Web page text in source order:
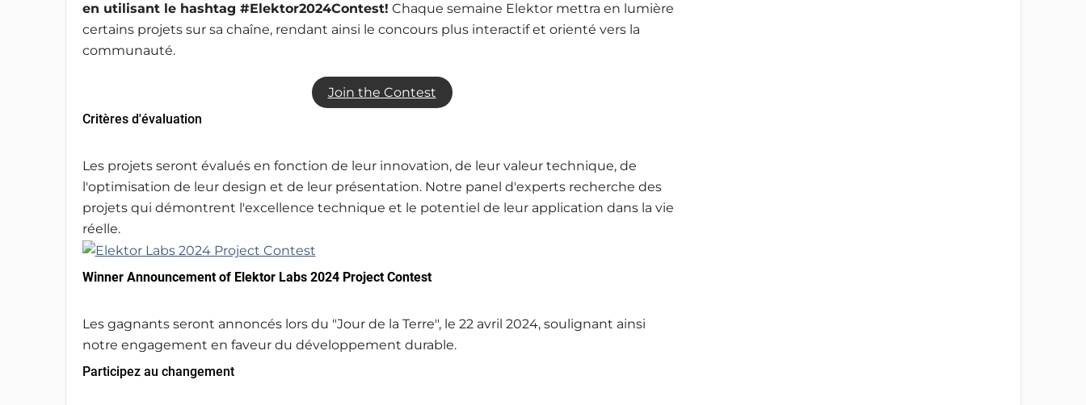
en utilisant le hashtag #Elektor2024Contest! Chaque semaine Elektor mettra en lumière
certains projets sur sa chaîne, rendant ainsi le concours plus interactif et orienté vers la
communauté.
Join the Contest
Critères d'évaluation
Les projets seront évalués en fonction de leur innovation, de leur valeur technique, de
l'optimisation de leur design et de leur présentation. Notre panel d'experts recherche des
projets qui démontrent l'excellence technique et le potentiel de leur application dans la vie
réelle.
Winner Announcement of Elektor Labs 2024 Project Contest
Les gagnants seront annoncés lors du "Jour de la Terre", le 22 avril 2024, soulignant ainsi
notre engagement en faveur du développement durable.
Participez au changement